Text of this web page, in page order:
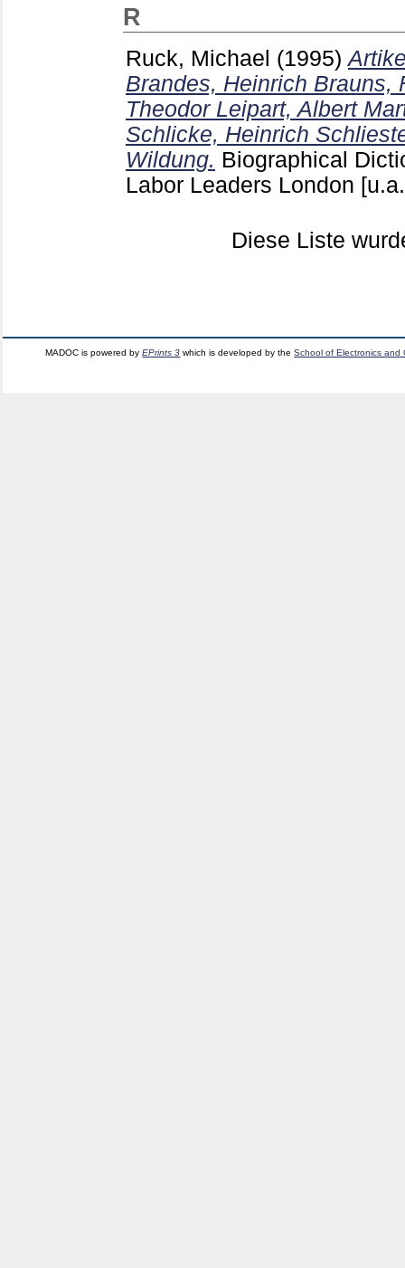
R
Ruck, Michael (1995)
Brandes, Heinrich Brauns,
Theodor Leipart, Albert
Schlicke, Heinrich
Wildung. Biographical
Labor Leaders London
Diese Liste
MADOC is powered byEPrints 3 which is developed by theSchool of Electronics and